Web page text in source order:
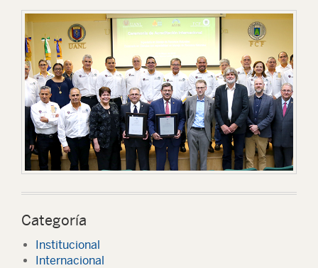
Categoría
Institucional
Internacional